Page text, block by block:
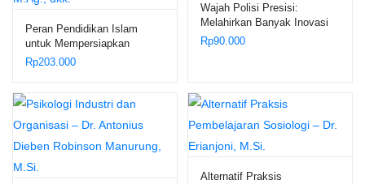
Peran Pendidikan Islam
untuk Mempersiapkan
Generasi Emas Islam yang
Rp203.000
Wajah Polisi Presisi:
Melahirkan Banyak Inovasi
dan Prestasi – Dr. Edi
Rp90.000
Alternatif Praksis